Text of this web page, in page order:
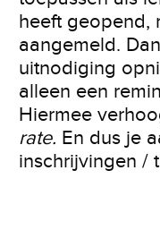
heeft geopend,
aangemeld.
uitnodiging
alleen een
Hiermee
rate. En dus je
inschrijvingen /